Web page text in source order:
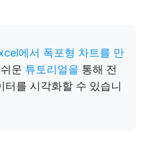
에서 폭포형 차트를 만
운 튜토리얼을 통해 전
터를 시각화할 수 있습니